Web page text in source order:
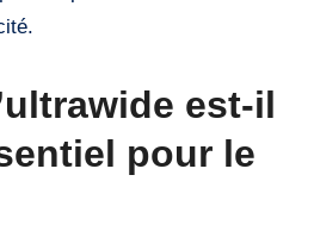
est-il
pour le